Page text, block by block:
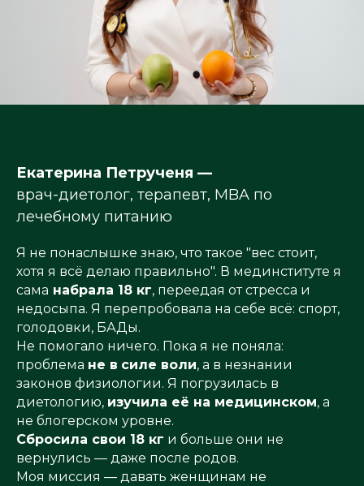
Екатерина Петрученя —
врач-диетолог, терапевт, MBA по
лечебному питанию
Я не понаслышке знаю, что такое "вес стоит,
хотя я всё делаю правильно". В мединституте я
сама набрала 18 кг, переедая от стресса и
недосыпа. Я перепробовала на себе всё: спорт,
голодовки, БАДы.
Не помогало ничего. Пока я не поняла:
проблема не в силе воли, а в незнании
законов физиологии. Я погрузилась в
диетологию, изучила её на медицинском, а
не блогерском уровне.
Сбросила свои 18 кг и больше они не
вернулись — даже после родов.
Моя миссия — давать женщинам не